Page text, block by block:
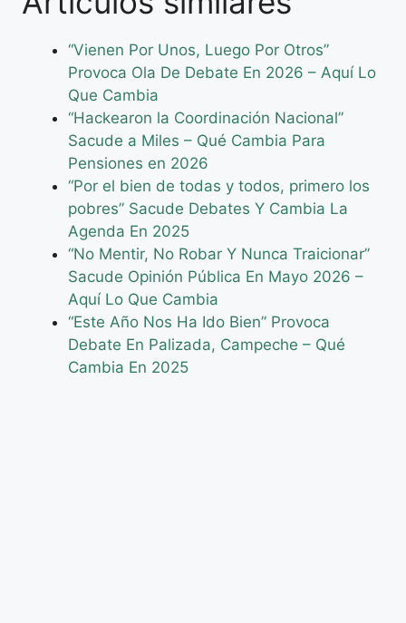
“Vienen Por Unos, Luego Por Otros”
Provoca Ola De Debate En 2026 – Aquí Lo
Que Cambia
“Hackearon la Coordinación Nacional”
Sacude a Miles – Qué Cambia Para
Pensiones en 2026
“Por el bien de todas y todos, primero los
pobres” Sacude Debates Y Cambia La
Agenda En 2025
“No Mentir, No Robar Y Nunca Traicionar”
Sacude Opinión Pública En Mayo 2026 –
Aquí Lo Que Cambia
“Este Año Nos Ha Ido Bien” Provoca
Debate En Palizada, Campeche – Qué
Cambia En 2025